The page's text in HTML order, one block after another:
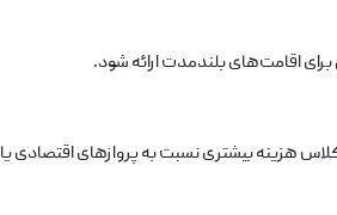
اقامت‌های بلندمدت ارائه شود.
هزینه بیشتری نسبت به پروازهای اقتصادی